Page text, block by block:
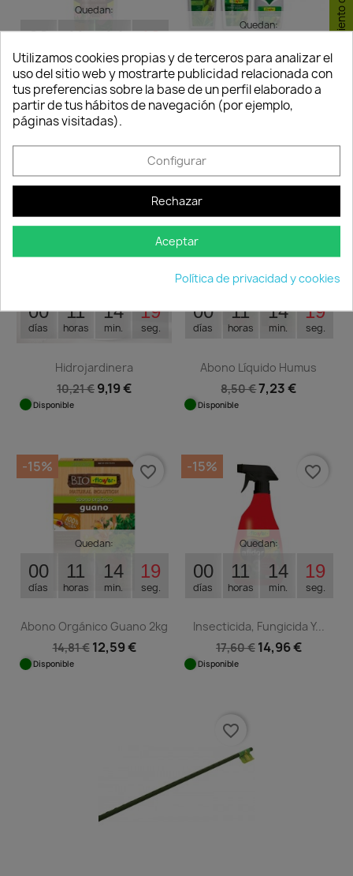
Quedan:
00
días
11
horas
14
min.
19
seg.
Abono Líquido Guano
11,28 €9,59 €
Disponible
Quedan:
00
días
11
horas
14
min.
19
seg.
Abono Líquido Plantas
8,00 €6,80 €
Disponible
00
días
11
horas
14
min.
19
seg.
Hidrojardinera
10,21 € 9,19 €
Disponible
favorite_border
Quedan:
00
días
11
horas
14
min.
19
seg.
Abono Líquido Humus
8,50 €7,23 €
Disponible
-15% favorite_border
Quedan:
00
días
11
horas
14
min.
19
seg.
Abono Orgánico Guano 2kg
14,81 € 12,59 €
Disponible
-15% favorite_border
Quedan:
00
días
11
horas
14
min.
19
seg.
Insecticida, Fungicida Y...
17,60 € 14,96 €
Disponible
-15% favorite_border
favorite_border
Utilizamos cookies propias y de terceros para analizar el
uso del sitio web y mostrarte publicidad relacionada con
tus preferencias sobre la base de un perfil elaborado a
partir de tus hábitos de navegación (por ejemplo,
páginas visitadas).
Configurar
Rechazar
Aceptar
Política de privacidad y cookies